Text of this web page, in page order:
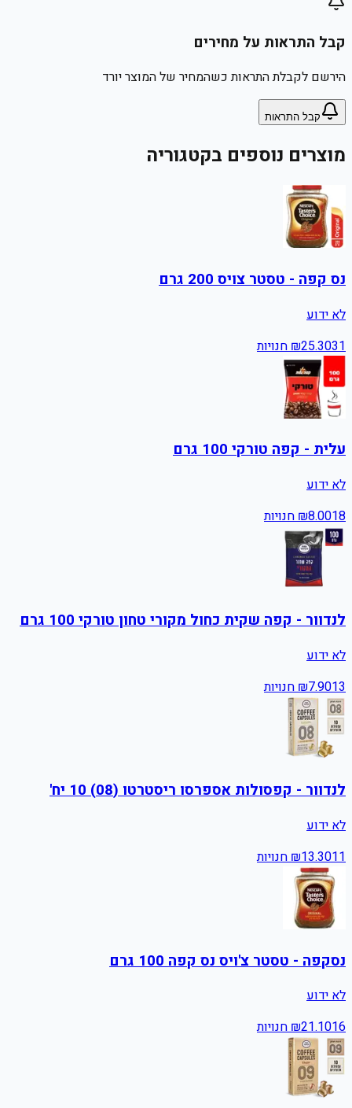
קבל התראות על מחירים
הירשם לקבלת התראות כשהמחיר של המוצר יורד
קבל התראות
מוצרים נוספים בקטגוריה
נס קפה - טסטר צויס 200 גרם
לא ידוע
₪25.3031 חנויות
עלית - קפה טורקי 100 גרם
לא ידוע
₪8.0018 חנויות
לנדוור - קפה שקית כחול מקורי טחון טורקי 100 גרם
לא ידוע
₪7.9013 חנויות
לנדוור - קפסולות אספרסו ריסטרטו (08) 10 יח'
לא ידוע
₪13.3011 חנויות
נסקפה - טסטר צ'ויס נס קפה 100 גרם
לא ידוע
₪21.1016 חנויות